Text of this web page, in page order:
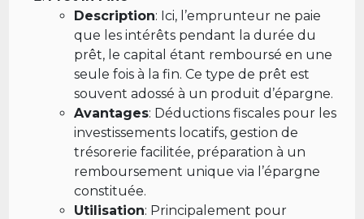
Description: Ici, l’emprunteur ne paie
que les intérêts pendant la durée du
prêt, le capital étant remboursé en une
seule fois à la fin. Ce type de prêt est
souvent adossé à un produit d’épargne.
Avantages: Déductions fiscales pour les
investissements locatifs, gestion de
trésorerie facilitée, préparation à un
remboursement unique via l’épargne
constituée.
Utilisation: Principalement pour